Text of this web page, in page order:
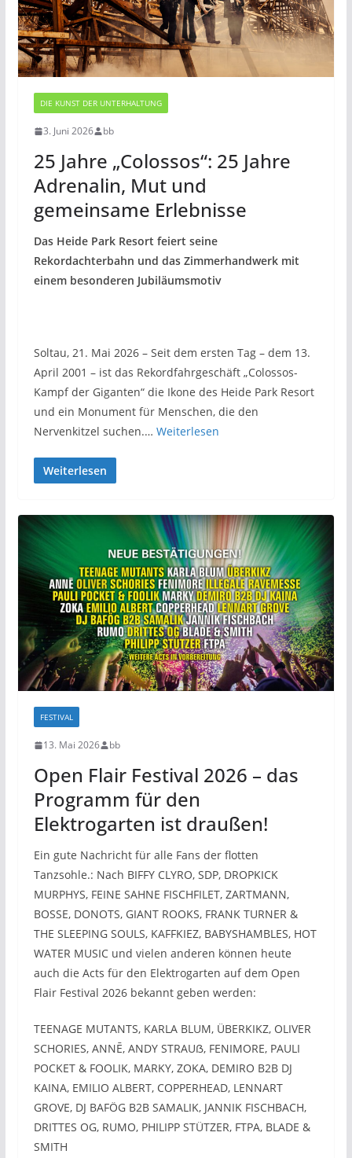
DIE KUNST DER UNTERHALTUNG
3. Juni 2026 bb
25 Jahre „Colossos“: 25 Jahre
Adrenalin, Mut und
gemeinsame Erlebnisse
Das Heide Park Resort feiert seine
Rekordachterbahn und das Zimmerhandwerk mit
einem besonderen Jubiläumsmotiv
Soltau, 21. Mai 2026 – Seit dem ersten Tag – dem 13.
April 2001 – ist das Rekordfahrgeschäft „Colossos-
Kampf der Giganten“ die Ikone des Heide Park Resort
und ein Monument für Menschen, die den
Nervenkitzel suchen.… Weiterlesen
Weiterlesen
FESTIVAL
13. Mai 2026 bb
Open Flair Festival 2026 – das
Programm für den
Elektrogarten ist draußen!
Ein gute Nachricht für alle Fans der flotten
Tanzsohle.: Nach BIFFY CLYRO, SDP, DROPKICK
MURPHYS, FEINE SAHNE FISCHFILET, ZARTMANN,
BOSSE, DONOTS, GIANT ROOKS, FRANK TURNER &
THE SLEEPING SOULS, KAFFKIEZ, BABYSHAMBLES, HOT
WATER MUSIC und vielen anderen können heute
auch die Acts für den Elektrogarten auf dem Open
Flair Festival 2026 bekannt geben werden:
TEENAGE MUTANTS, KARLA BLUM, ÜBERKIKZ, OLIVER
SCHORIES, ANNĒ, ANDY STRAUẞ, FENIMORE, PAULI
POCKET & FOOLIK, MARKY, ZOKA, DEMIRO B2B DJ
KAINA, EMILIO ALBERT, COPPERHEAD, LENNART
GROVE, DJ BAFÖG B2B SAMALIK, JANNIK FISCHBACH,
DRITTES OG, RUMO, PHILIPP STÜTZER, FTPA, BLADE &
SMITH